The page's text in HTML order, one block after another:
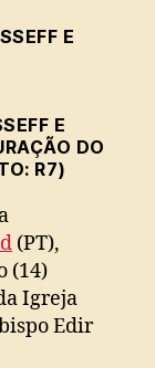
E
DO
R7)
(PT),
(14)
Igreja
Edir